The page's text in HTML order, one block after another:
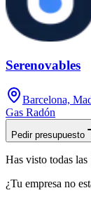
Serenovables
Barcelona,
Gas Radón
Pedir presupuesto
Has visto todas las
¿Tu empresa no